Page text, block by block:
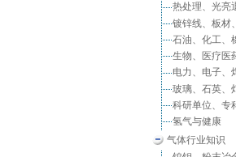
热处理、光亮
镀锌线、板材
石油、化工、
生物、医疗医
电力、电子、
玻璃、石英、
科研单位、专
氢气与健康
气体行业知识